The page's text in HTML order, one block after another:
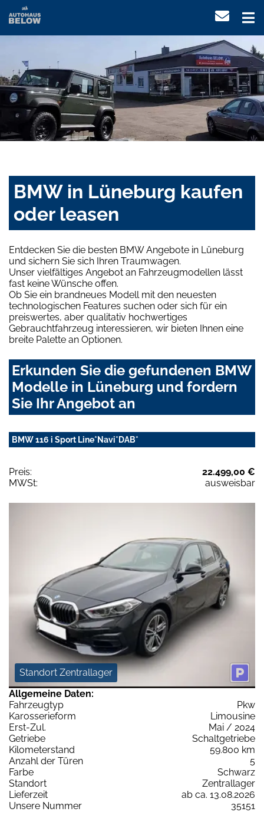
BMW in Lüneburg kaufen
oder leasen
Entdecken Sie die besten BMW Angebote in Lüneburg
und sichern Sie sich Ihren Traumwagen.
Unser vielfältiges Angebot an Fahrzeugmodellen lässt
fast keine Wünsche offen.
Ob Sie ein brandneues Modell mit den neuesten
technologischen Features suchen oder sich für ein
preiswertes, aber qualitativ hochwertiges
Gebrauchtfahrzeug interessieren, wir bieten Ihnen eine
breite Palette an Optionen.
Erkunden Sie die gefundenen BMW
Modelle in Lüneburg und fordern
Sie Ihr Angebot an
BMW 116 i Sport Line*Navi*DAB*
Preis:
22.499,00 €
MWSt:
ausweisbar
Standort Zentrallager
Allgemeine Daten:
Fahrzeugtyp
Pkw
Karosserieform
Limousine
Erst-Zul.
Mai / 2024
Getriebe
Schaltgetriebe
Kilometerstand
59.800 km
Anzahl der Türen
5
Farbe
Schwarz
Standort
Zentrallager
Lieferzeit
ab ca. 13.08.2026
Unsere Nummer
35151